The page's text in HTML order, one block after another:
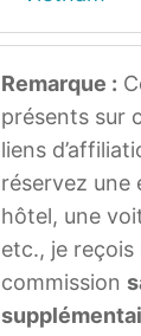
Remarque :
présents sur
liens
réservez une
hôtel, une
etc., je
commission